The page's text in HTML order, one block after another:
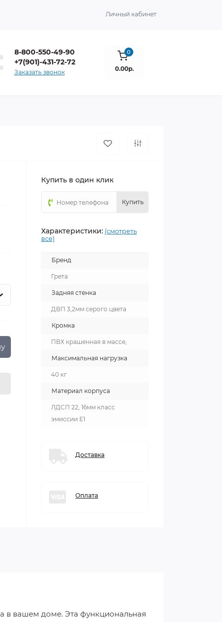
Личный кабинет
8-800-550-49-90
+7(901)-431-72-72
Заказать звонок
0
0.00р.
Купить в один клик
Купить
Характеристики: (смотреть
все)
Бренд
Грета
Задняя стенка
ДВП 3,2мм серого цвета
Кромка
ПВХ крашенная в массе,
Максимальная нагрузка
40 кг
Материал корпуса
ЛДСП 22, 16мм класс
эмиссии Е1
Доставка
Оплата
в вашем доме. Эта функциональная